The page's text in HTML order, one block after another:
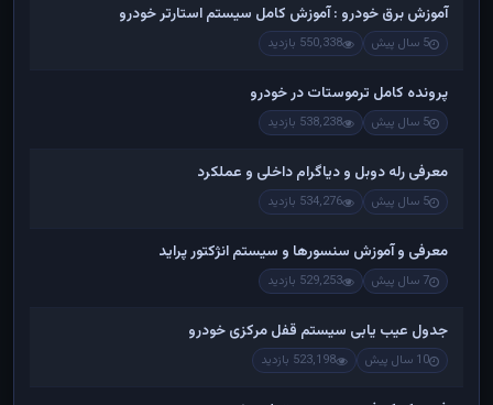
آموزش برق خودرو : آموزش کامل سیستم استارتر خودرو
5 سال پیش 550,338 بازدید
پرونده کامل ترموستات در خودرو
5 سال پیش 538,238 بازدید
معرفی رله دوبل و دیاگرام داخلی و عملکرد
5 سال پیش 534,276 بازدید
معرفی و آموزش سنسورها و سیستم انژکتور پراید
7 سال پیش 529,253 بازدید
جدول عیب یابی سیستم قفل مرکزی خودرو
10 سال پیش 523,198 بازدید